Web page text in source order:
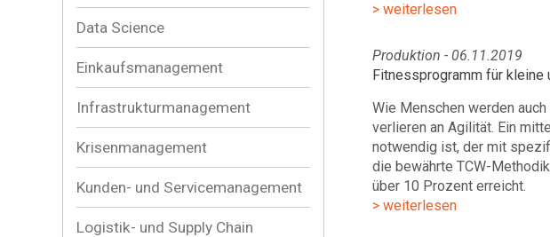
Data Science
Einkaufsmanagement
Infrastrukturmanagement
Krisenmanagement
Kunden- und Servicemanagement
Logistik- und Supply Chain
> weiterlesen
Produktion - 06.11.2019
Fitnessprogramm für kleine
Wie Menschen werden
verlieren an Agilität. Ein
notwendig ist, der mit
die bewährte TCW-
über 10 Prozent erreicht.
> weiterlesen